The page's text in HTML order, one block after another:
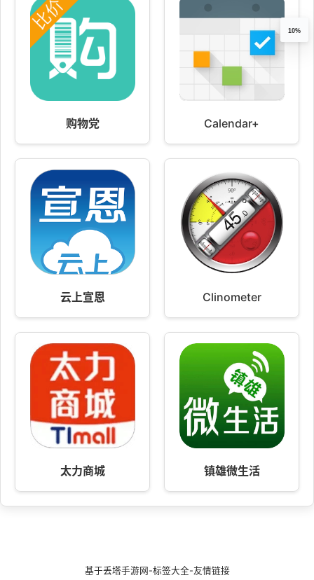
购物党 Calendar+
云上宣恩 Clinometer
太力商城 镇雄微生活
10%
基于丢塔手游网 -标签大全-友情链接